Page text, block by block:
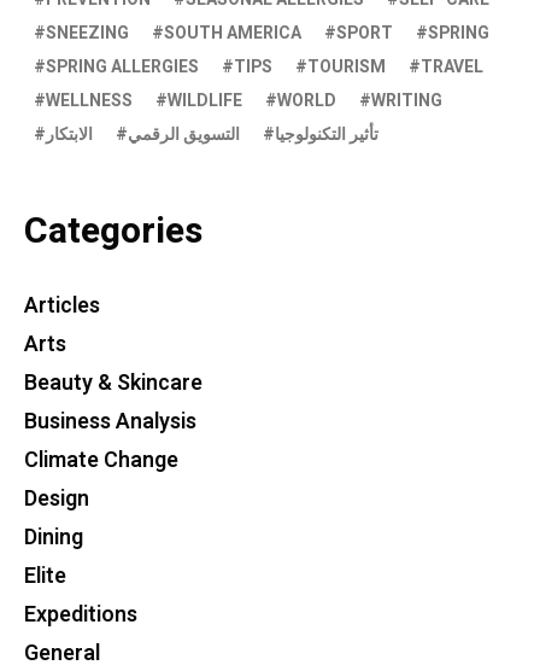
SNEEZING
SOUTH AMERICA SPORT
SPRING
SPRING ALLERGIES
TIPS TOURISM
TRAVEL
WELLNESS
WILDLIFE WORLD
WRITING
الابتكار
التسويق الرقمي تأثير التكنولوجيا
Categories
Articles
Arts
Beauty & Skincare
Business Analysis
Climate Change
Design
Dining
Elite
Expeditions
General